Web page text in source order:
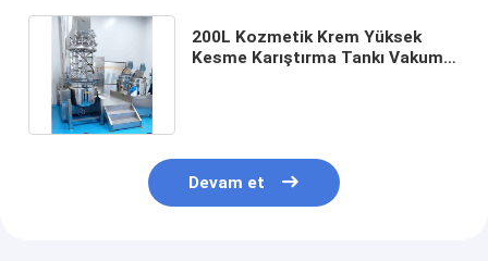
200L Kozmetik Krem Yüksek
Kesme Karıştırma Tankı Vakum
Devam et